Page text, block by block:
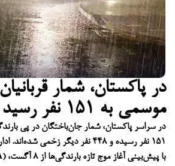
در پاکستان، شمار
موسمی به ۱۵۱ نفر رسید
در سراسر پاکستان، شمار جان‌باختگان در پی
۱۵۱ نفر رسیده و ۴۴۸ نفر دیگر زخمی